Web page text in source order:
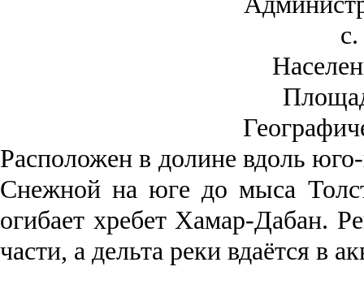
Рас­положен в долине вдоль
Снежной на юге до мыса
огибает хребет Хамар-Дабан.
части, а дельта реки вда­ётся в